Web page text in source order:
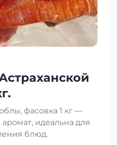
фасовка 1 кг —
идеальна для
блюд.